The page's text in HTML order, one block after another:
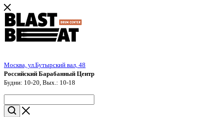
Москва, ул.Бутырский вал, 48
Российский Барабанный Центр
Будни: 10-20, Вых.: 10-18